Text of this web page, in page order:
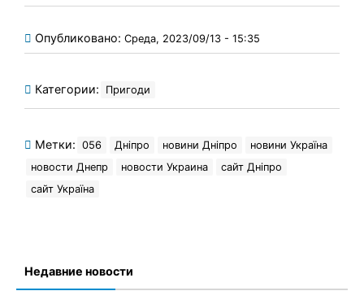
Опубликовано: Среда, 2023/09/13 - 15:35
Категории: Пригоди
Метки: 056 Дніпро новини Дніпро
новини Україна
новости Днепр
новости Украина
сайт Дніпро
сайт Україна
Недавние новости